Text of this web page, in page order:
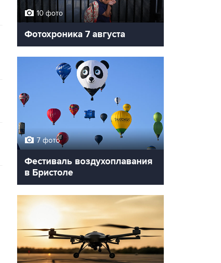
10 фото
Фотохроника 7 августа
7 фото
Фестиваль воздухоплавания
в Бристоле